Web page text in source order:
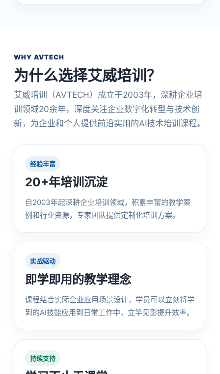
WHY AVTECH
为什么选择艾威培训？
艾威培训（AVTECH）成立于2003年，深耕企业培
训领域20余年，深度关注企业数字化转型与技术创
新，为企业和个人提供前沿实用的AI技术培训课程。
经验丰富
20+年培训沉淀
自2003年起深耕企业培训领域，积累丰富的教学案
例和行业资源，专家团队提供定制化培训方案。
实战驱动
即学即用的教学理念
课程结合实际企业应用场景设计，学员可以立刻将学
到的AI技能应用到日常工作中，立竿见影提升效率。
持续支持